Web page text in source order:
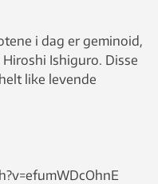
i dag er geminoid,
Ishiguro. Disse
like levende